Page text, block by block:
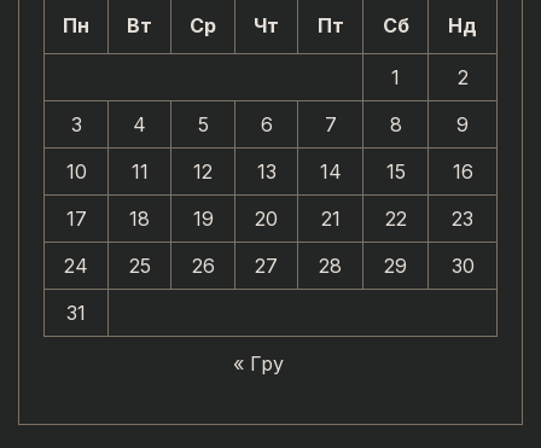
Пн Вт Ср Чт Пт Сб Нд
1
2
3
4 5 6 7 8
9
10
11 12 13 14 15
16
17
18 19 20 21 22
23
24
25 26 27 28 29
30
31
« Гру